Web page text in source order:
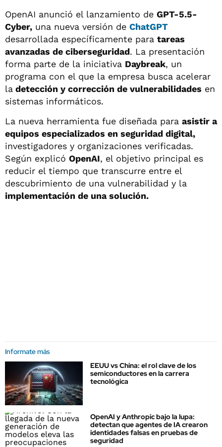
OpenAI anunció el lanzamiento de GPT-5.5-
Cyber, una nueva versión de ChatGPT
desarrollada específicamente para tareas
avanzadas de ciberseguridad. La presentación
forma parte de la iniciativa Daybreak, un
programa con el que la empresa busca acelerar
la detección y corrección de vulnerabilidades en
sistemas informáticos.
La nueva herramienta fue diseñada para asistir a
equipos especializados en seguridad digital,
investigadores y organizaciones verificadas.
Según explicó OpenAI, el objetivo principal es
reducir el tiempo que transcurre entre el
descubrimiento de una vulnerabilidad y la
implementación de una solución.
Informate más
EEUU vs China: el rol clave de los
semiconductores en la carrera
tecnológica
OpenAI y Anthropic bajo la lupa:
detectan que agentes de IA crearon
identidades falsas en pruebas de
seguridad